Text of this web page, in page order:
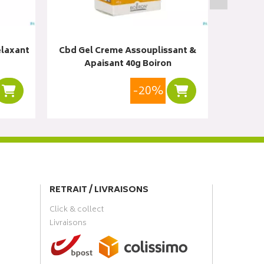
Ajouter au panier
Cbd Gel Creme Assouplissant &
Apaisant 40g Boiron
-20% Ajouter au panier
RETRAIT / LIVRAISONS
Click & collect
Livraisons